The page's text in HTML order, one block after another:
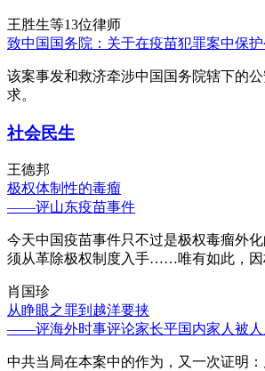
王胜生等13位律师
致中国国务院：关于在疫苗犯罪案中保
该案事发和救济牵涉中国国务院辖下的
求。
社会民生
王德邦
极权体制性的毒瘤
——评山东疫苗事件
今天中国疫苗事件只不过是极权毒瘤外
须从革除极权制度入手……唯有如此，因
肖国珍
从睁眼之罪到越洋要挟
——评海外时事评论家长平国内家人被
中共当局在本案中的作为，又一次证明